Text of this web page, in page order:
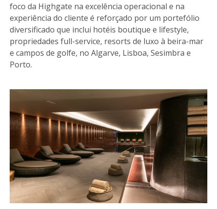
foco da Highgate na excelência operacional e na
experiência do cliente é reforçado por um portefólio
diversificado que inclui hotéis boutique e lifestyle,
propriedades full-service, resorts de luxo à beira-mar
e campos de golfe, no Algarve, Lisboa, Sesimbra e
Porto.